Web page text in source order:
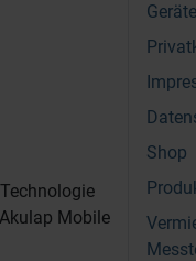
Mobile
Shop